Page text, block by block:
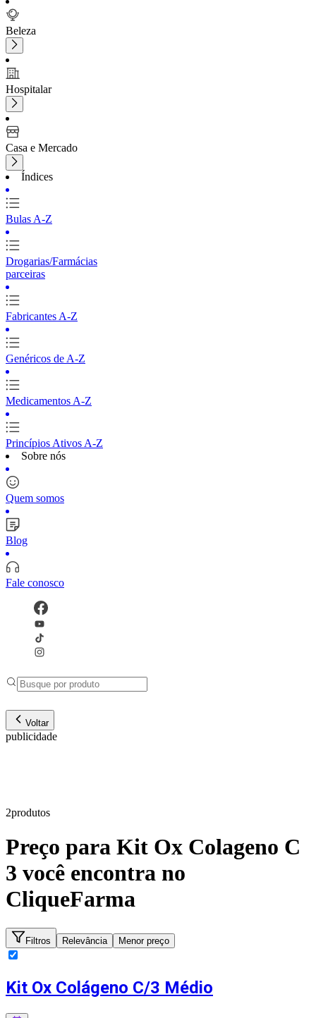
Beleza
Hospitalar
Casa e Mercado
Índices
Bulas A-Z
Drogarias/Farmácias
parceiras
Fabricantes A-Z
Genéricos de A-Z
Medicamentos A-Z
Princípios Ativos A-Z
Sobre nós
Quem somos
Blog
Fale conosco
Voltar
publicidade
2produtos
Preço para Kit Ox Colageno C
3 você encontra no
CliqueFarma
Filtros Relevância Menor preço
Kit Ox Colágeno C/3 Médio